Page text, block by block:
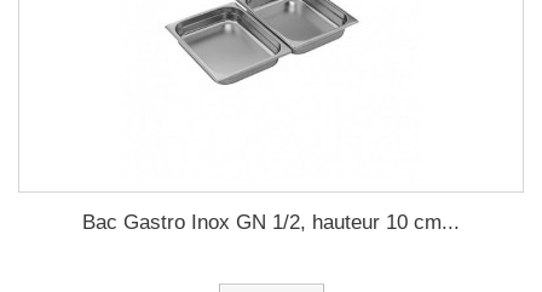
Bac Gastro Inox GN 1/2, hauteur 10 cm...